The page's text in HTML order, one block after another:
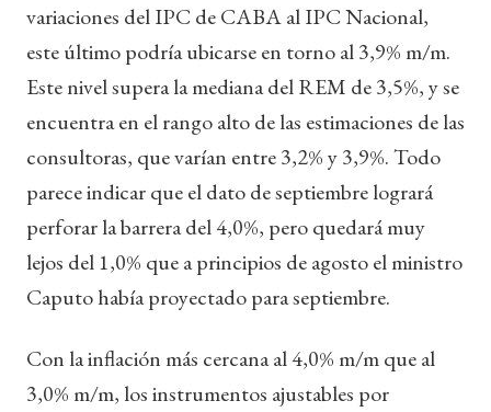
variaciones del IPC de CABA al IPC Nacional,
este último podría ubicarse en torno al 3,9% m/m.
Este nivel supera la mediana del REM de 3,5%, y se
encuentra en el rango alto de las estimaciones de las
consultoras, que varían entre 3,2% y 3,9%. Todo
parece indicar que el dato de septiembre logrará
perforar la barrera del 4,0%, pero quedará muy
lejos del 1,0% que a principios de agosto el ministro
Caputo había proyectado para septiembre.
Con la inflación más cercana al 4,0% m/m que al
3,0% m/m, los instrumentos ajustables por